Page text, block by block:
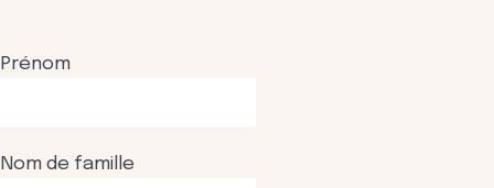
Prénom
Nom de famille